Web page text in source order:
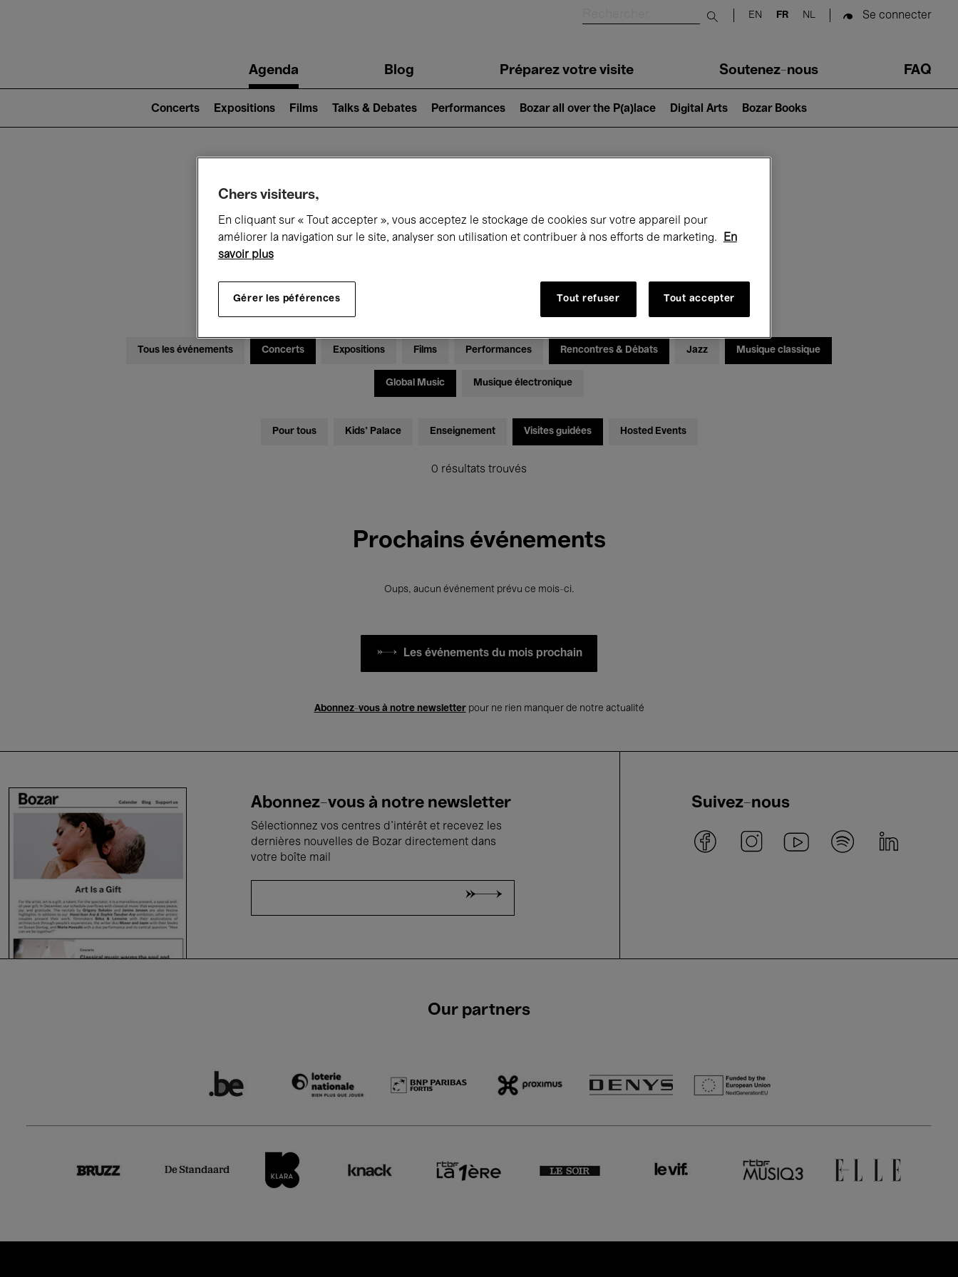
Submit search
EN FR NL Se connecter
navigationAgenda Blog Préparez votre visite Soutenez-nous FAQ
2)
Concerts Expositions Films Talks & Debates Performances Bozar all over the P(a)lace Digital Arts Bozar Books
Ce qui se passe à Bozar
Tous les événements Concerts Expositions Films Performances Rencontres & Débats Jazz Musique classique
Global Music Musique électronique
Pour tous Kids’ Palace Enseignement Visites guidées Hosted Events
0 résultats trouvés
Prochains événements
Oups, aucun événement prévu ce mois-ci.
Les événements du mois prochain
Abonnez-vous à notre newsletterpour ne rien manquer de notre actualité
Abonnez-vous à notre newsletter
Sélectionnez vos centres d'intérêt et recevez les
dernières nouvelles de Bozar directement dans
votre boîte mail
Suivez-nous
Our partners
Chers visiteurs,
En cliquant sur « Tout accepter », vous acceptez le stockage de cookies sur votre appareil pour
améliorer la navigation sur le site, analyser son utilisation et contribuer à nos efforts de marketing.
En
savoir plus
Gérer les péférences Tout refuser Tout accepter